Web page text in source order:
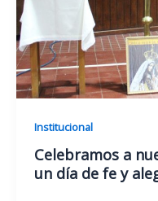
Institucional
Celebramos a
un día de fe y